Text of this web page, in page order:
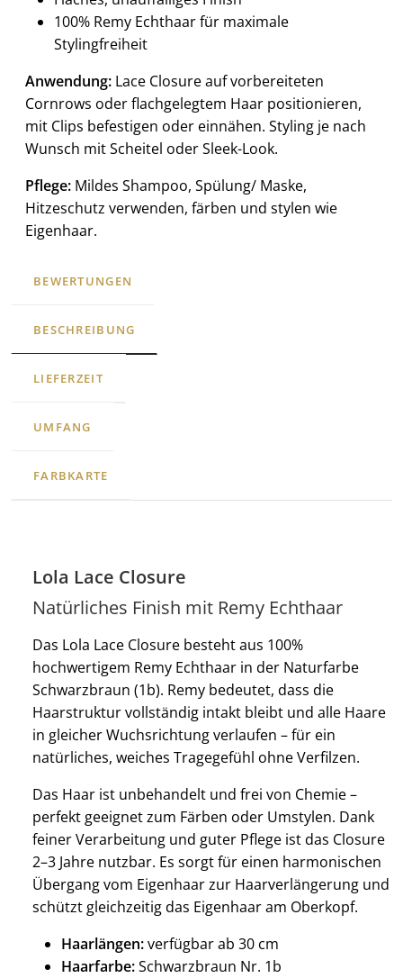
100% Remy Echthaar für maximale
Stylingfreiheit
Anwendung: Lace Closure auf vorbereiteten
Cornrows oder flachgelegtem Haar positionieren,
mit Clips befestigen oder einnähen. Styling je nach
Wunsch mit Scheitel oder Sleek-Look.
Pflege: Mildes Shampoo, Spülung/ Maske,
Hitzeschutz verwenden, färben und stylen wie
Eigenhaar.
BEWERTUNGEN
BESCHREIBUNG
LIEFERZEIT
UMFANG
FARBKARTE
Lola Lace Closure
Natürliches Finish mit Remy Echthaar
Das Lola Lace Closure besteht aus 100%
hochwertigem Remy Echthaar in der Naturfarbe
Schwarzbraun (1b). Remy bedeutet, dass die
Haarstruktur vollständig intakt bleibt und alle Haare
in gleicher Wuchsrichtung verlaufen – für ein
natürliches, weiches Tragegefühl ohne Verfilzen.
Das Haar ist unbehandelt und frei von Chemie –
perfekt geeignet zum Färben oder Umstylen. Dank
feiner Verarbeitung und guter Pflege ist das Closure
2–3 Jahre nutzbar. Es sorgt für einen harmonischen
Übergang vom Eigenhaar zur Haarverlängerung und
schützt gleichzeitig das Eigenhaar am Oberkopf.
Haarlängen:verfügbar ab 30 cm
Haarfarbe:Schwarzbraun Nr. 1b